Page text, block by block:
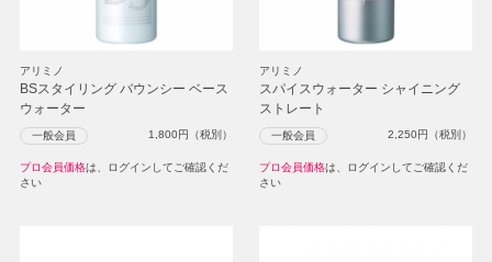
アリミノ
BSスタイリング バウンシー ベース
ウォーター
一般会員 1,800円（税別）
プロ会員価格は、ログインしてご確認くだ
さい
アリミノ
スパイスウォーター シャイニング
ストレート
一般会員 2,250円（税別）
プロ会員価格は、ログインしてご確認くだ
さい